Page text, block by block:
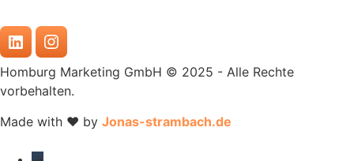
Homburg Marketing GmbH © 2025 - Alle Rechte
vorbehalten.
Made with ❤️ by Jonas-strambach.de